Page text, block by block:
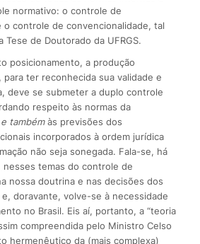
normativo: o controle de
controle de convencionalidade, tal
de Doutorado da UFRGS.
posicionamento, a produção
para ter reconhecida sua validade e
deve se submeter a duplo controle
respeito às normas da
e tambémàs previsões dos
incorporados à ordem jurídica
não seja sonegada. Fala-se, há
nesses temas do controle de
nossa doutrina e nas decisões dos
doravante, volve-se à necessidade
no Brasil. Eis aí, portanto, a “teoria
compreendida pelo Ministro Celso
hermenêutico da (mais complexa)